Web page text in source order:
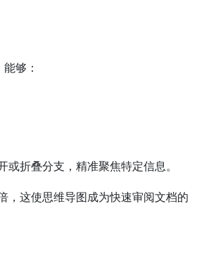
够：
折叠分支，精准聚焦特定信息。
，这使思维导图成为快速审阅文档的